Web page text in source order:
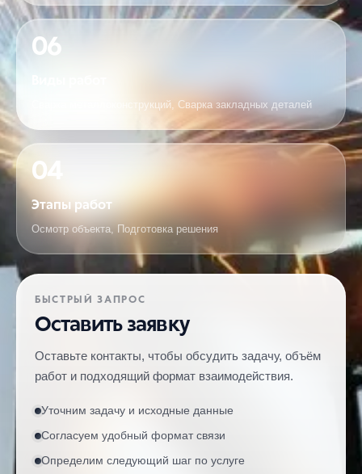
06
Сварка металлоконструкций, Сварка закладных деталей
04
Этапы работ
Осмотр объекта, Подготовка решения
БЫСТРЫЙ ЗАПРОС
Оставить заявку
Оставьте контакты, чтобы обсудить задачу, объём
работ и подходящий формат взаимодействия.
Уточним задачу и исходные данные
Согласуем удобный формат связи
Определим следующий шаг по услуге